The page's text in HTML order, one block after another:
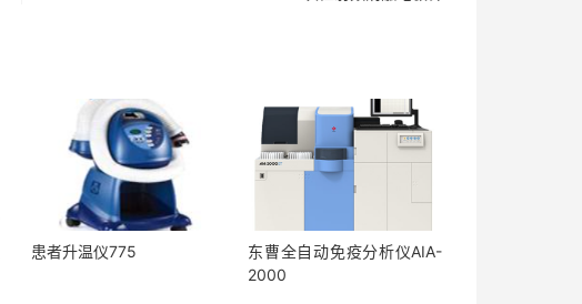
患者升温仪775
东曹全自动免疫分析仪AIA-
2000